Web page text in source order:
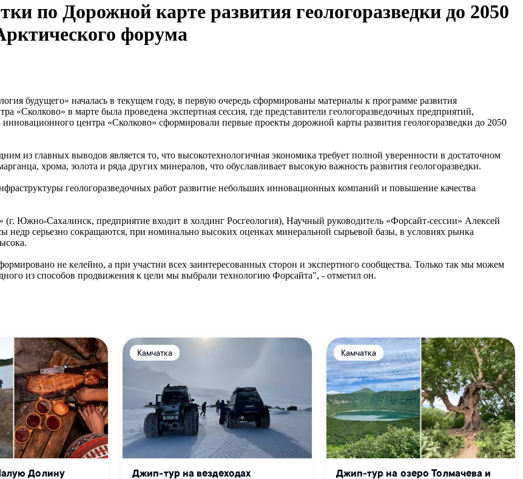
по Дорожной карте развития геологоразведки до 2050
форума
будущего» началась в текущем году, в первую очередь сформированы материалы к программе развития
«Сколково» в марте была проведена экспертная сессия, где представители геологоразведочных предприятий,
центра «Сколково» сформировали первые проекты дорожной карты развития геологоразведки до 2050
из главных выводов является то, что высокотехнологичная экономика требует полной уверенности в достаточном
хрома, золота и ряда других минералов, что обуславливает высокую важность развития геологоразведки.
геологоразведочных работ развитие небольших инновационных компаний и повышение качества
Южно-Сахалинск, предприятие входит в холдинг Росгеология), Научный руководитель «Форсайт-сессии» Алексей
недр серьезно сокращаются, при номинально высоких оценках минеральной сырьевой базы, в условиях рынка
не келейно, а при участии всех заинтересованных сторон и экспертного сообщества. Только так мы можем
из способов продвижения к цели мы выбрали технологию Форсайта", - отметил он.